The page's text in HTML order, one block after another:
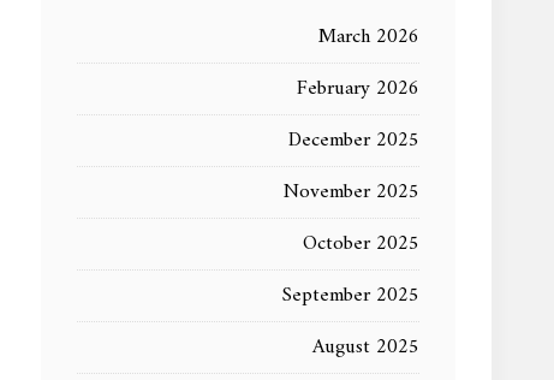
March 2026
February 2026
December 2025
November 2025
October 2025
September 2025
August 2025